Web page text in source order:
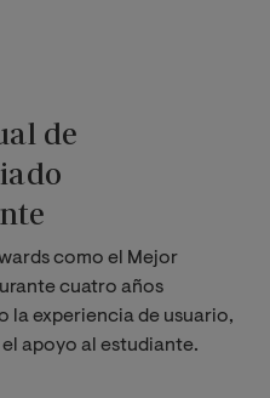
de
como el Mejor
cuatro años
experiencia de usuario,
apoyo al estudiante.